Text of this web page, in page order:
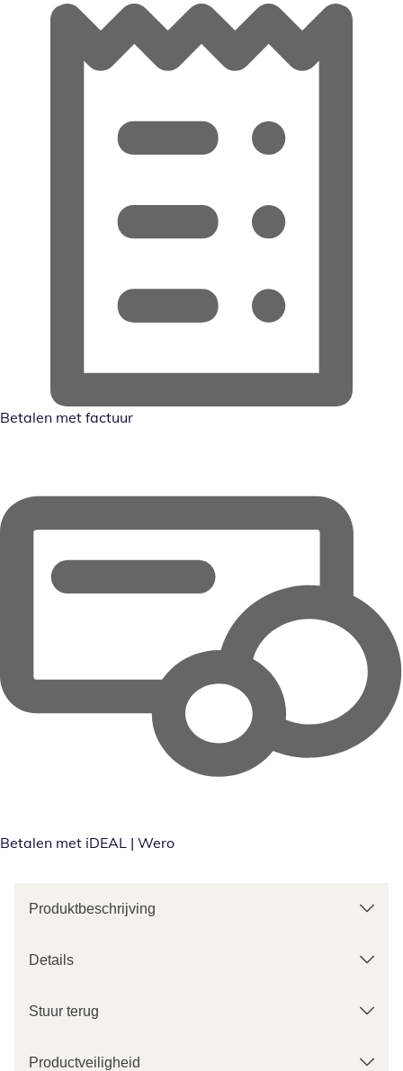
Betalen met factuur
Betalen met iDEAL | Wero
Produktbeschrijving
Details
Stuur terug
Productveiligheid